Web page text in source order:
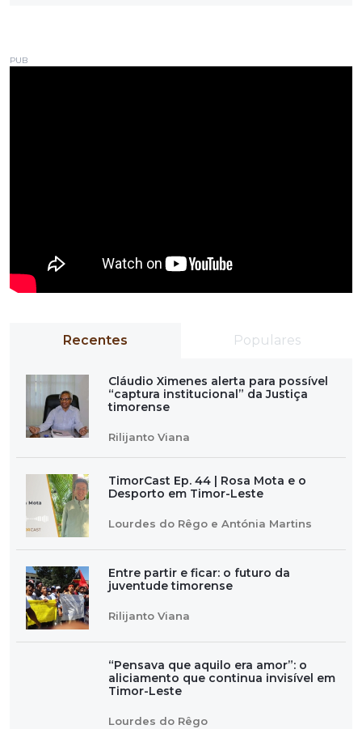
PUB
Recentes Populares
Cláudio Ximenes alerta para possível
“captura institucional” da Justiça
timorense
Rilijanto Viana
TimorCast Ep. 44 | Rosa Mota e o
Desporto em Timor-Leste
Lourdes do Rêgo e Antónia Martins
Entre partir e ficar: o futuro da
juventude timorense
Rilijanto Viana
“Pensava que aquilo era amor”: o
aliciamento que continua invisível em
Timor-Leste
Lourdes do Rêgo